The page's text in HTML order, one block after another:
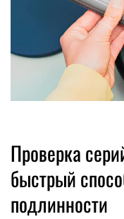
Проверка
быстрый
подлинности